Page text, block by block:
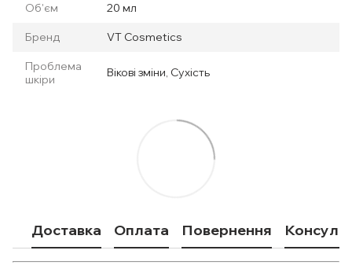
Об'єм 20 мл
Бренд VT Cosmetics
Проблема
шкіри
Вікові зміни, Сухість
Доставка Оплата Повернення